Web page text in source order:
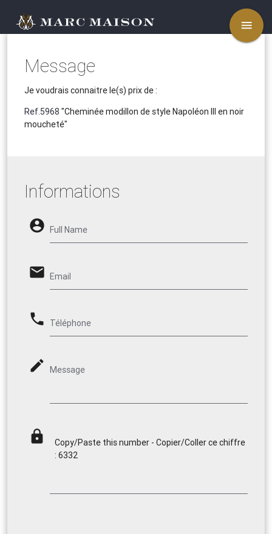
menu
Message
Je voudrais connaitre le(s) prix de :
Ref.5968 "Cheminée modillon de style Napoléon III en noir
moucheté"
Informations
account_circle Full Name
email Email
phone Téléphone
mode_edit Message
lock
Copy/Paste this number - Copier/Coller ce chiffre
: 6332